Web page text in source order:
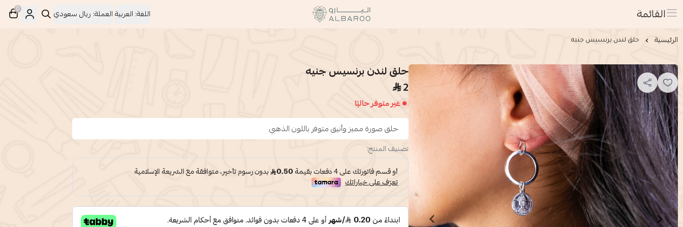
القائمة البارو | Albaroo اللغة: العربيةالعملة: ريال سعودي 0
الرئيسية حلق لندن برنسيس جنيه
حلق لندن برنسيس جنيه
2
غير متوفر حاليًا
حلق صورة مميز وأنيق متوفر باللون الذهبي
تصنيف المنتج: